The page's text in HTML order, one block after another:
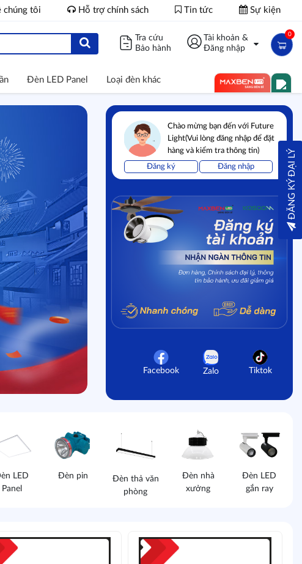
chúng tôi Hỗ trợ chính sách Tin tức Sự kiện
Tra cứu
Bảo hành
Tài khoản &
Đăng nhập
0
Đèn LED Panel Loại đèn khác
Chào mừng bạn đến với Future
Light(Vui lòng đăng nhập để đặt
hàng và kiểm tra thông tin)
Đăng ký
Đăng nhập
Facebook Zalo Tiktok
LED
Panel
Đèn pin
Đèn thả văn
phòng
Đèn nhà
xưởng
Đèn LED
gắn ray
ĐĂNG KÝ ĐẠI LÝ